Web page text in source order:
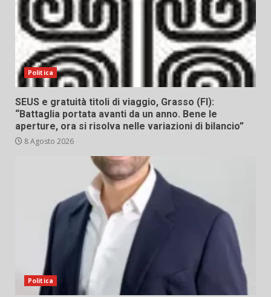
Politica
SEUS e gratuità titoli di viaggio, Grasso (FI):
“Battaglia portata avanti da un anno. Bene le
aperture, ora si risolva nelle variazioni di bilancio”
8 Agosto 2026
Politica